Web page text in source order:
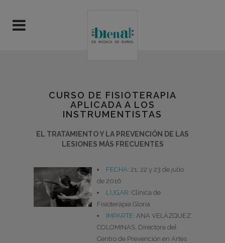
CURSO DE FISIOTERAPIA
APLICADA A LOS
INSTRUMENTISTAS
EL TRATAMIENTO Y LA PREVENCIÓN DE LAS
LESIONES MÁS FRECUENTES
FECHA: 21, 22 y 23 de julio
de 2016
LUGAR: Clínica de
Fisioterapia Gloria
IMPARTE: ANA VELÁZQUEZ
COLOMINAS. Directora del
Centro de Prevención en Artes